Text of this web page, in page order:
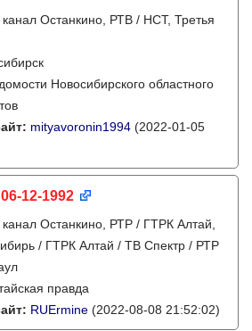
канал Останкино, РТВ / НСТ, Третья
Новосибирского областного
mityavoronin1994 (2022-01-05
12-1992
канал Останкино, РТР / ГТРК Алтай,
/ ГТРК Алтай / ТВ Спектр / РТР
правда
RUErmine (2022-08-08 21:52:02)